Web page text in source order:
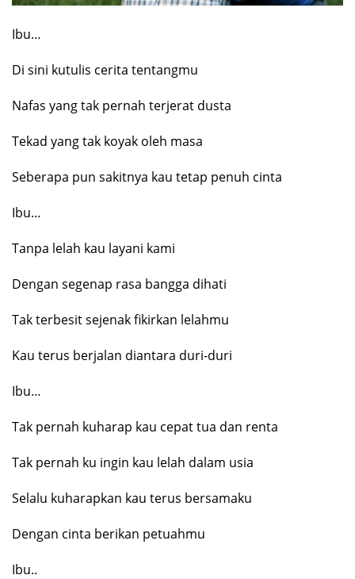
Ibu…
Di sini kutulis cerita tentangmu
Nafas yang tak pernah terjerat dusta
Tekad yang tak koyak oleh masa
Seberapa pun sakitnya kau tetap penuh cinta
Ibu…
Tanpa lelah kau layani kami
Dengan segenap rasa bangga dihati
Tak terbesit sejenak fikirkan lelahmu
Kau terus berjalan diantara duri-duri
Ibu…
Tak pernah kuharap kau cepat tua dan renta
Tak pernah ku ingin kau lelah dalam usia
Selalu kuharapkan kau terus bersamaku
Dengan cinta berikan petuahmu
Ibu..